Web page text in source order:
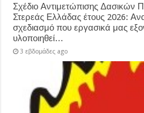
Σχέδιο Αντιμετώπισης Δασικών
Στερεάς Ελλάδας έτους 2026:
σχεδιασμό που εργασικά μας
υλοποιηθεί…
3 εβδομάδες ago